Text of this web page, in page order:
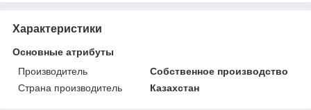
Характеристики
Основные атрибуты
Производитель
Собственное производство
Страна производитель
Казахстан